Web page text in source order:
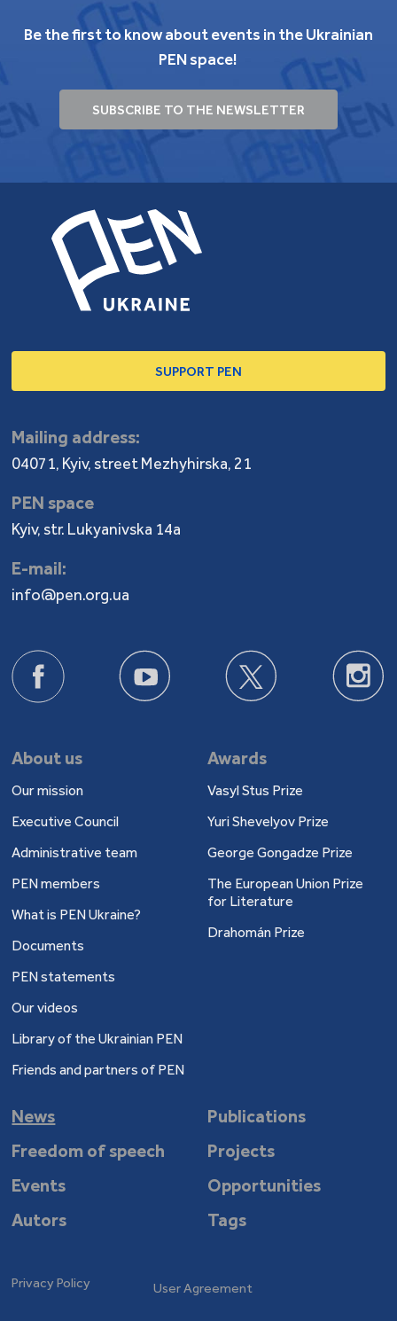
Be the first to know about events in the Ukrainian
PEN space!
SUBSCRIBE TO THE NEWSLETTER
SUPPORT PEN
Mailing address:
04071, Kyiv, street Mezhyhirska, 21
PEN space
Kyiv, str. Lukyanivska 14a
E-mail:
info@pen.org.ua
About us
Our mission
Executive Council
Administrative team
PEN members
What is PEN Ukraine?
Documents
PEN statements
Our videos
Library of the Ukrainian PEN
Friends and partners of PEN
Awards
Vasyl Stus Prize
Yuri Shevelyov Prize
George Gongadze Prize
The European Union Prize
for Literature
Drahomán Prize
News
Publications
Freedom of speech
Projects
Events
Opportunities
Autors
Tags
Privacy Policy User Agreement